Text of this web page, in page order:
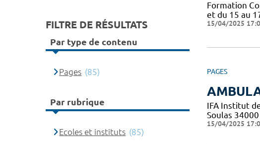
Formation
et du 15 au
15/04/2025
PAGES
IFA Institut
Soulas
15/04/2025
FILTRE DE RÉSULTATS
Par type de contenu
Pages (85)
Par rubrique
Ecoles et instituts (85)